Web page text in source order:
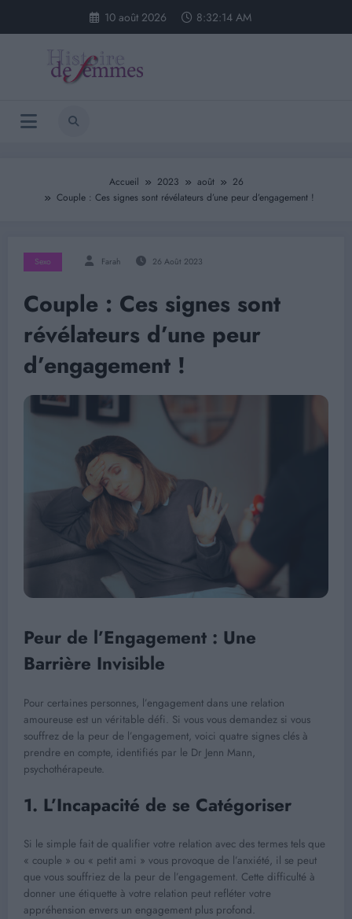
contenu
10 août 2026 8:32:14 AM
Accueil 2023 août
26
Couple : Ces signes sont révélateurs d’une peur d’engagement !
Sexo Farah 26 Août 2023
Couple : Ces signes sont
révélateurs d’une peur
d’engagement !
Peur de l’Engagement : Une
Barrière Invisible
Pour certaines personnes, l’engagement dans une relation
amoureuse est un véritable défi. Si vous vous demandez si vous
souffrez de la peur de l’engagement, voici quatre signes clés à
prendre en compte, identifiés par le Dr Jenn Mann,
psychothérapeute.
1. L’Incapacité de se Catégoriser
Si le simple fait de qualifier votre relation avec des termes tels que
« couple » ou « petit ami » vous provoque de l’anxiété, il se peut
que vous souffriez de la peur de l’engagement. Cette difficulté à
donner une étiquette à votre relation peut refléter votre
appréhension envers un engagement plus profond.